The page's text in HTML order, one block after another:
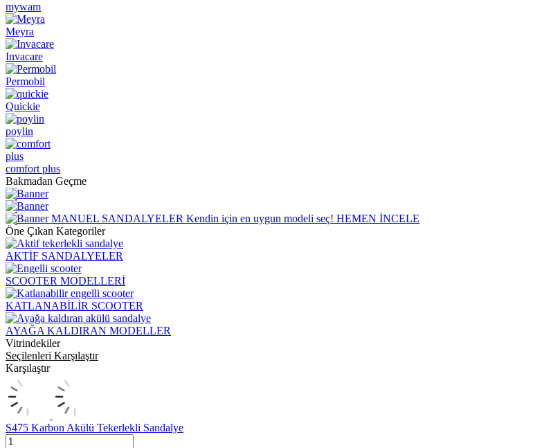
mywam
Meyra
Invacare
Permobil
Quickie
poylin
comfort plus
Bakmadan Geçme
MANUEL SANDALYELER Kendin için en uygun modeli seç! HEMEN İNCELE
Öne Çıkan Kategoriler
AKTİF SANDALYELER
SCOOTER MODELLERİ
KATLANABİLİR SCOOTER
AYAĞA KALDIRAN MODELLER
Vitrindekiler
Seçilenleri Karşılaştır
Karşılaştır
S475 Karbon Akülü Tekerlekli Sandalye